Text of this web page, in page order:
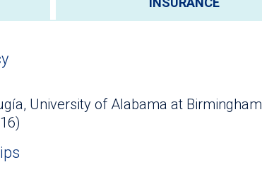
University of Alabama at Birmingham